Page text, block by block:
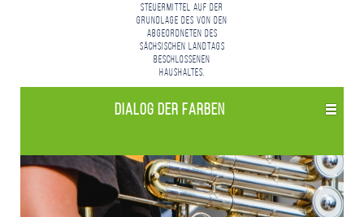
Steuermittel auf der
Grundlage des von den
Abgeordneten des
Sächsischen Landtags
beschlossenen
Haushaltes.
Dialog der Farben